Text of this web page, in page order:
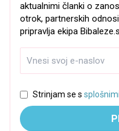
aktualnimi članki o
otrok, partnerskih
pripravlja ekipa
Strinjam se s